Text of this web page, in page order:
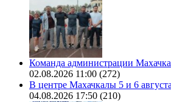
Команда администрации
02.08.2026 11:00 (272)
В центре Махачкалы 5 и 6
04.08.2026 17:50 (210)